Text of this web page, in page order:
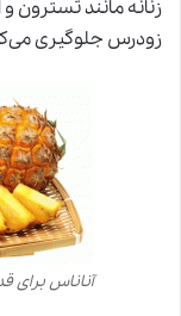
زنانه مانند تسترون
زودرس جلوگیری
آناناس برای